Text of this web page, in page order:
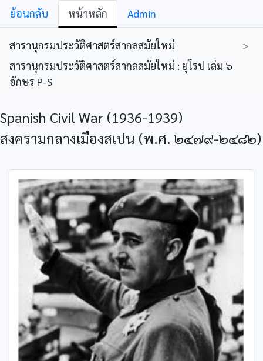
ย้อนกลับ หน้าหลัก Admin
สารานุกรมประวัติศาสตร์สากลสมัยใหม่
>
สารานุกรมประวัติศาสตร์สากลสมัยใหม่ : ยุโรป เล่ม ๖
อักษร P-S
Spanish Civil War (1936-1939)
สงครามกลางเมืองสเปน (พ.ศ. ๒๔๗๙-๒๔๘๒)